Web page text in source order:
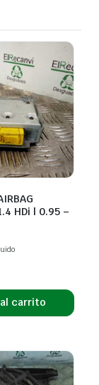
HDi | 0.95 –
carrito